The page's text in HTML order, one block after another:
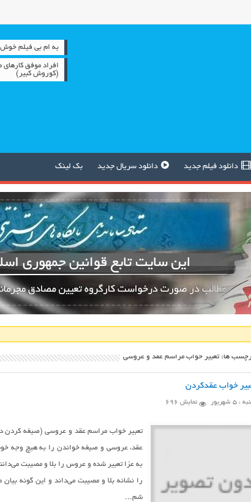
به ام بی فیلم خوش آمدید
افراد موفق کارهای
(کوروش کبیر)
دانلود فیلم جدید دانلود سریال جدید بک لینک
برچسب ها: تعبیر خواب مراسم عقد و عروسی
خواب عقدکردن
شهریور نمایش 696
تعبیر خواب مراسم عقد و عروسی (صیغه کردن
عقد، عروسی و صیغه خواندن را به هیچ وجه
به عزا تعبیر شده و عروس را بلا و مصیبت
را نشانه بلا و مصیبت می‌داند و این گونه
شم...